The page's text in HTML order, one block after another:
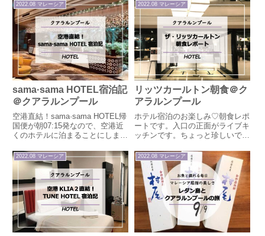
2022.08 マレーシア
sama·sama HOTEL宿泊記
＠クアラルンプール
空港直結！sama·sama HOTEL帰
国便が朝07:15発なので、空港近
くのホテルに泊まることにしまし
『ホテル』で検索すると、出てく
るのはこちらのサマサマホテル
か、サマサマエクスプレス、
TUNEホテルあたりだ...
2022.08 マレーシア
リッツカールトン朝食＠ク
アラルンプール
ホテル宿泊のお楽しみ♡朝食レポ
ートです。入口の正面がライブキ
ッチンです。ちょっと珍しいです
す。内廊下のグレーのイメージが
強いのですがこちらはブラウン
系。お席は壁側のこちら。まずは
サラダコーナー生野菜とチョップ
ド...
2022.08 マレーシア 2022.08 マレーシア